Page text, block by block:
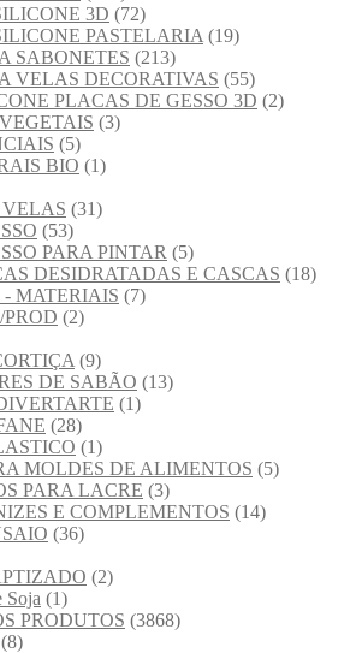
3D (72)
PASTELARIA (19)
SABONETES (213)
VELAS DECORATIVAS (55)
PLACAS DE GESSO 3D (2)
(3)
(5)
BIO (1)
VELAS (31)
(53)
PARA PINTAR (5)
DESIDRATADAS E CASCAS (18)
MATERIAIS (7)
(2)
(9)
DE SABÃO (13)
(1)
(28)
(1)
MOLDES DE ALIMENTOS (5)
PARA LACRE (3)
E COMPLEMENTOS (14)
(36)
(2)
Soja (1)
PRODUTOS (3868)
(8)